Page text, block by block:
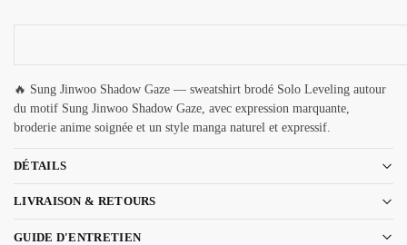
🔥 Sung Jinwoo Shadow Gaze — sweatshirt brodé Solo Leveling autour
du motif Sung Jinwoo Shadow Gaze, avec expression marquante,
broderie anime soignée et un style manga naturel et expressif.
DÉTAILS
LIVRAISON & RETOURS
GUIDE D'ENTRETIEN